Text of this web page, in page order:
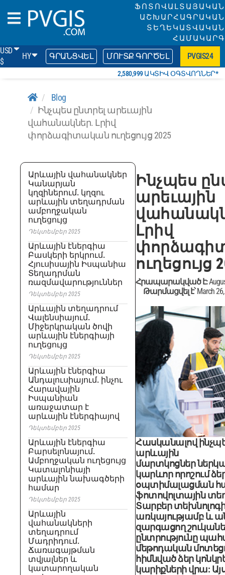
ՖՈՏՈՎԱԼՏԱՅԱԿԱՆ
ԱՇԽԱՐՀԱԳՐԱԿԱՆ
ՏԵՂԵԿԱՏՎԱԿԱՆ
ՀԱՄԱԿԱՐԳ
USD
$
HY ԳՐԱՆՑՎԵԼ ՄՈՒՏՔ ԳՈՐԾԵԼ PVGIS24
2,580,999 ԱԿՏԻՎ ՕԳՏՎՈՂՆԵՐ*
Blog
Ինչպես ընտրել արեւային
վահանակներ. Լրիվ
փորձագիտական ուղեցույց 2025
Արևային վահանակներ
Կանարյան
կղզիներում. կղզու
արևային տեղադրման
ամբողջական
ուղեցույց
Դեկտեմբեր 2025
Արևային էներգիա
Բասկերի երկրում.
Հյուսիսային Իսպանիա
Տեղադրման
ռազմավարություններ
Դեկտեմբեր 2025
Արևային տեղադրում
Վալենսիայում.
Միջերկրական ծովի
արևային էներգիայի
ուղեցույց
Դեկտեմբեր 2025
Արևային էներգիա
Անդալուսիայում. ինչու
Հարավային
Իսպանիան
առաջատար է
արևային էներգիայով
Դեկտեմբեր 2025
Արևային էներգիա
Բարսելոնայում.
Ամբողջական ուղեցույց
Կատալոնիայի
արևային նախագծերի
համար
Դեկտեմբեր 2025
Արևային
վահանակների
տեղադրում
Մադրիդում.
Ճառագայթման
տվյալներ և
կատարողական
Ինչպես
արեւային
Լրիվ
ուղեցույց
Հրապարակված է:
Թարմացվել է՝ March
Հասկանալով
արևային
մարտկոցներ
կարևոր որոշում
օպտիմալացման
ֆոտովոլտային
Տարբեր
առկայությամբ և
զարգացող
ընտրությունը
մեթոդական
հիմնված ձեր
կարիքների վրա: